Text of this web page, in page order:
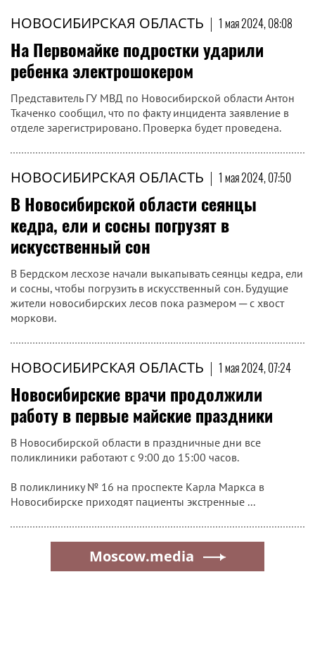
НОВОСИБИРСКАЯ ОБЛАСТЬ | 1 мая 2024, 08:08
На Первомайке подростки ударили
ребенка электрошокером
Представитель ГУ МВД по Новосибирской области Антон
Ткаченко сообщил, что по факту инцидента заявление в
отделе зарегистрировано. Проверка будет проведена.
НОВОСИБИРСКАЯ ОБЛАСТЬ | 1 мая 2024, 07:50
В Новосибирской области сеянцы
кедра, ели и сосны погрузят в
искусственный сон
В Бердском лесхозе начали выкапывать сеянцы кедра, ели
и сосны, чтобы погрузить в искусственный сон. Будущие
жители новосибирских лесов пока размером ─ с хвост
моркови.
НОВОСИБИРСКАЯ ОБЛАСТЬ | 1 мая 2024, 07:24
Новосибирские врачи продолжили
работу в первые майские праздники
В Новосибирской области в праздничные дни все
поликлиники работают с 9:00 до 15:00 часов.
В поликлинику № 16 на проспекте Карла Маркса в
Новосибирске приходят пациенты экстренные ...
Moscow.media